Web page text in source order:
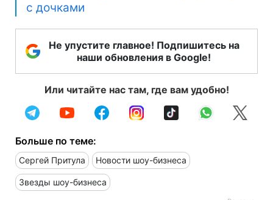
с дочками
Не упустите главное! Подпишитесь на
наши обновления в Google!
Или читайте нас там, где вам удобно!
Больше по теме:
Сергей Притула Новости шоу-бизнеса
Звезды шоу-бизнеса